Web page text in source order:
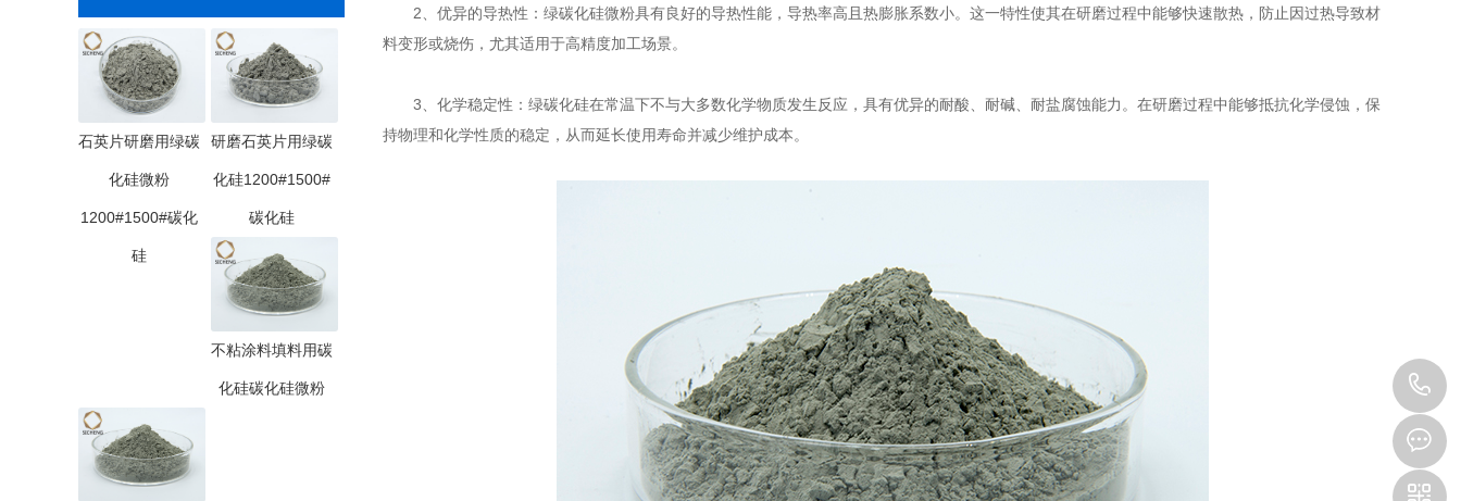
石英片研磨用绿碳
化硅微粉
1200#1500#碳化
硅
研磨石英片用绿碳
化硅1200#1500#
碳化硅
不粘涂料填料用碳
化硅碳化硅微粉
2、优异的导热性：绿碳化硅微粉具有良好的导热性能，导热率高且热膨胀系数小。这一特性使其在研磨过程中能够快速散热，防止因过热导致材
料变形或烧伤，尤其适用于高精度加工场景。
3、化学稳定性：绿碳化硅在常温下不与大多数化学物质发生反应，具有优异的耐酸、耐碱、耐盐腐蚀能力。在研磨过程中能够抵抗化学侵蚀，保
持物理和化学性质的稳定，从而延长使用寿命并减少维护成本。